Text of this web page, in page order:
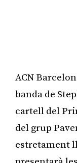
ACN
banda de
cartell del
del grup
estretament